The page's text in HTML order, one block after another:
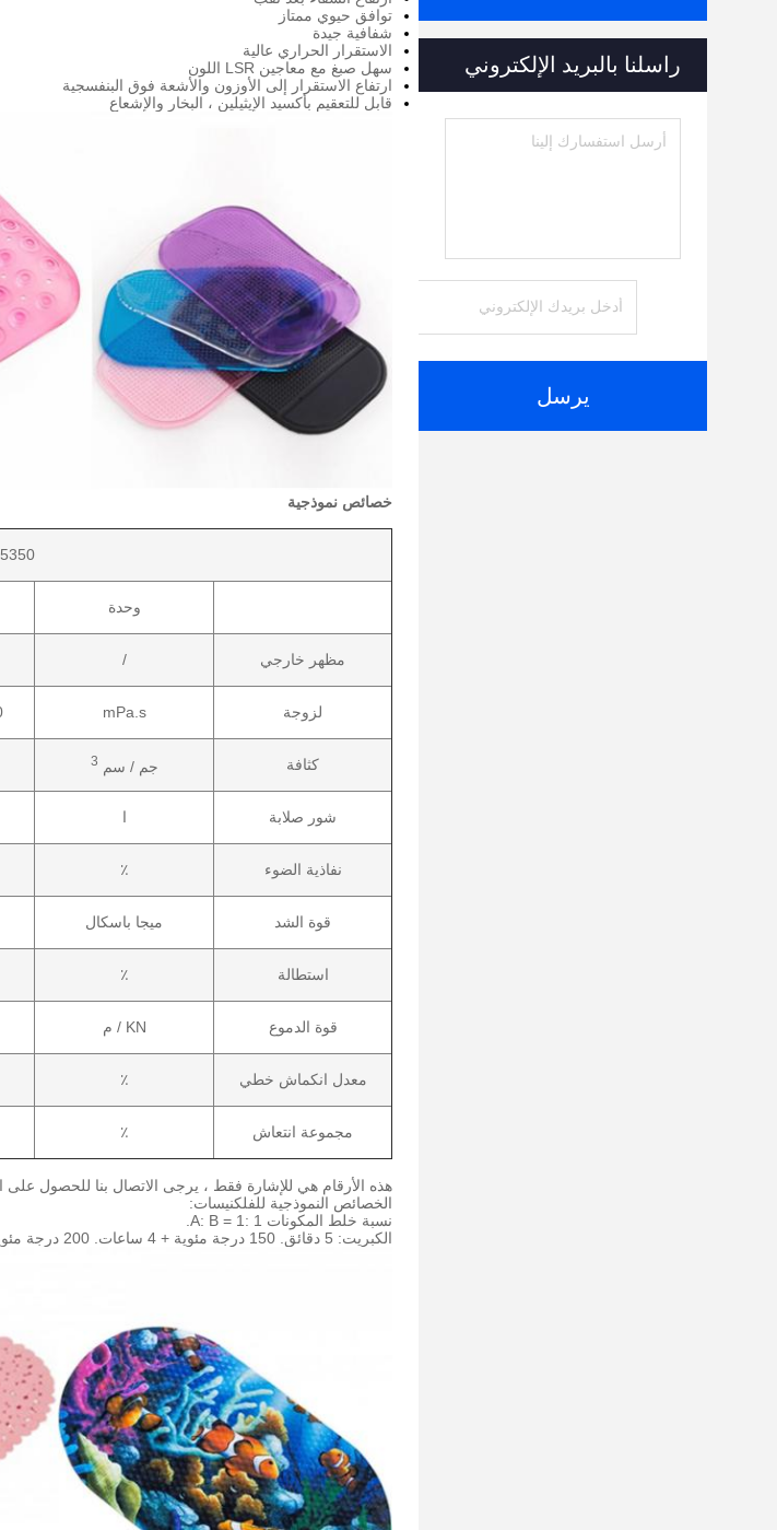
راسلنا بالبريد الإلكتروني
يرسل
توافق حيوي ممتاز
شفافية جيدة
الاستقرار الحراري عالية
سهل صبغ مع معاجين LSR اللون
ارتفاع الاستقرار إلى الأوزون والأشعة فوق البنفسجية
قابل للتعقيم بأكسيد الإيثيلين ، البخار والإشعاع
خصائص نموذجية
5350 - 71
وحدة
مظهر خارجي /
لزوجة mPa.s
كثافة جم / سم 3
شور صلابة ا
نفاذية الضوء ٪
قوة الشد ميجا باسكال
استطالة ٪
قوة الدموع KN / م
معدل انكماش خطي ٪
مجموعة انتعاش ٪
هذه الأرقام هي للإشارة فقط ، يرجى الاتصال بنا للحصول على
الخصائص النموذجية للفلكنيسات:
نسبة خلط المكونات A: B = 1: 1.
الكبريت: 5 دقائق.
150 درجة مئوية + 4 ساعات. 200 درجة مئوية بعد العلاج